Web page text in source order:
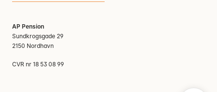
AP Pension
Sundkrogsgade 29
2150 Nordhavn
CVR nr 18 53 08 99